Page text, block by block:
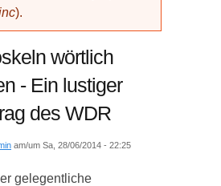
).
wörtlich
- Ein lustiger
des WDR
am/um Sa, 28/06/2014 - 22:25
gelegentliche